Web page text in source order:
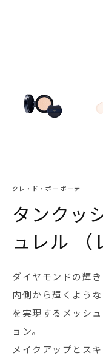
クレ・ド・ポー ボーテ
タンクッ
ュレル （
ダイヤモンドの輝
内側から輝くよう
を実現するメッシ
ョン。
メイクアップとス